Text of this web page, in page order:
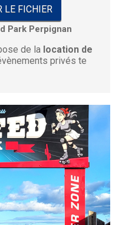
LE FICHIER
Park Perpignan
de la location de
privés te